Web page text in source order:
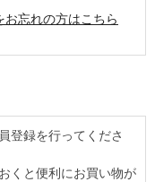
お忘れの方はこちら
登録を行ってくださ
くと便利にお買い物が